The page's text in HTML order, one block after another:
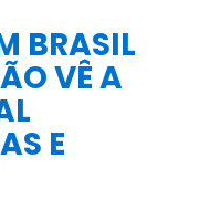
BRASIL
VÊ A
E